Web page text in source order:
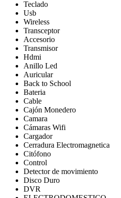
Teclado
Usb
Wireless
Transceptor
Accesorio
Transmisor
Hdmi
Anillo Led
Auricular
Back to School
Bateria
Cable
Cajón Monedero
Camara
Cámaras Wifi
Cargador
Cerradura Electromagnetica
Citófono
Control
Detector de movimiento
Disco Duro
DVR